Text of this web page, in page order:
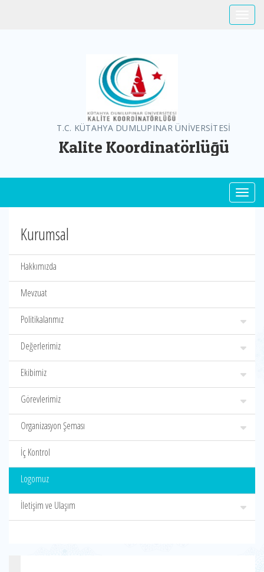
T.C. KÜTAHYA DUMLUPINAR ÜNİVERSİTESİ
Kalite Koordinatörlüğü
Kurumsal
Hakkımızda
Mevzuat
Politikalarımız
Değerlerimiz
Ekibimiz
Görevlerimiz
Organizasyon Şeması
İç Kontrol
Logomuz
İletişim ve Ulaşım